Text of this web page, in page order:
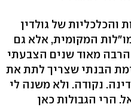
של גולדין
המקומית, אלא גם
הרבה מאוד שנים הצבעתי
הבנתי שצריך לתת את
נקודה. ולא משנה לי
הרי הגבולות כאן